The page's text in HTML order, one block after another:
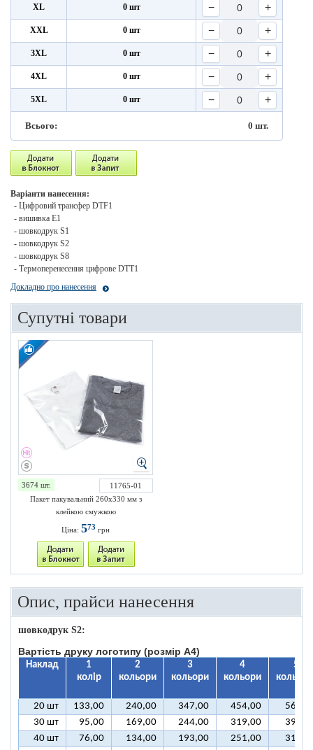
XL 0 шт − +
XXL 0 шт − +
3XL 0 шт − +
4XL 0 шт − +
5XL 0 шт − +
Всього: 0 шт.
Варіанти нанесення:
- Цифровий трансфер DTF1
- вишивка E1
- шовкодрук S1
- шовкодрук S2
- шовкодрук S8
- Термоперенесення цифрове DTT1
Докладно про нанесення
Супутні товари
3674 шт.
11765-01
Пакет пакувальний 260х330 мм з
клейкою смужкою
Ціна: 573 грн
Опис, прайси нанесення
шовкодрук S2:
Вартість друку логотипу (розмір A4)
Наклад
1
колір
2
кольори
3
кольори
4
кольори
5
20 шт 133,00 240,00 347,00 454,00
30 шт
95,00 169,00 244,00 319,00
40 шт
76,00 134,00 193,00 251,00